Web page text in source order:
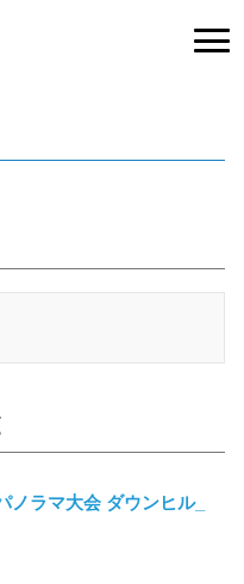
ラマ大会 ダウンヒル_